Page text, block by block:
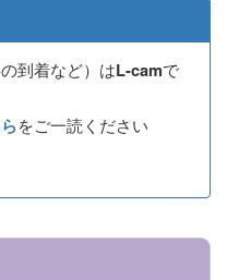
到着など）はL-camで
をご一読ください